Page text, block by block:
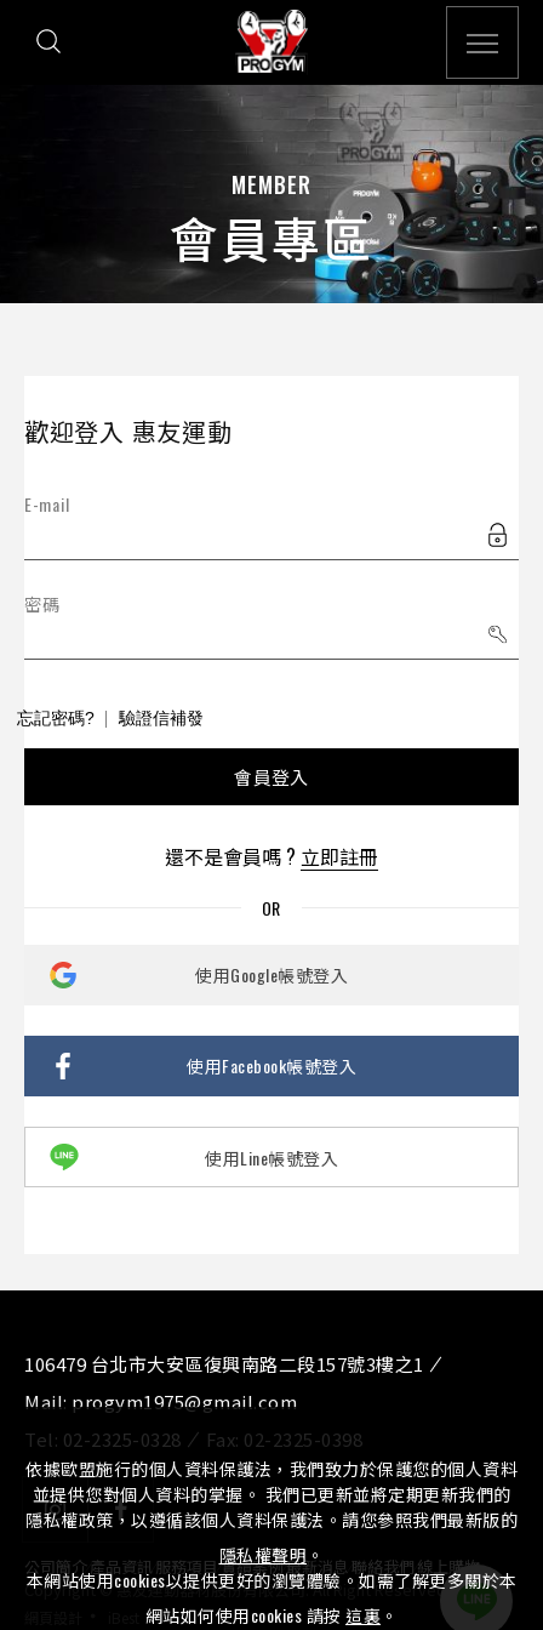
MEMBER
會員專區
歡迎登入 惠友運動
E-mail
密碼
忘記密碼? 驗證信補發
會員登入
還不是會員嗎 ? 立即註冊
使用Google帳號登入
使用Facebook帳號登入
使用Line帳號登入
106479 台北市大安區復興南路二段157號3樓之1
Mail: progym1975@gmail.com
Tel: 02-2325-0328 Fax: 02-2325-0398
公司簡介產品資訊 服務項目⁄實績案例⁄最新消息 聯絡我們 線上購物
Copyright © 惠友運動器材股份有限公司. All Right Reserved.
依據歐盟施行的個人資料保護法，我們致力於保護您的個人資料
並提供您對個人資料的掌握。 我們已更新並將定期更新我們的
隱私權政策，以遵循該個人資料保護法。請您參照我們最新版的
隱私權聲明 。
本網站使用cookies以提供更好的瀏覽體驗。如需了解更多關於本
網站如何使用cookies 請按 這裏 。